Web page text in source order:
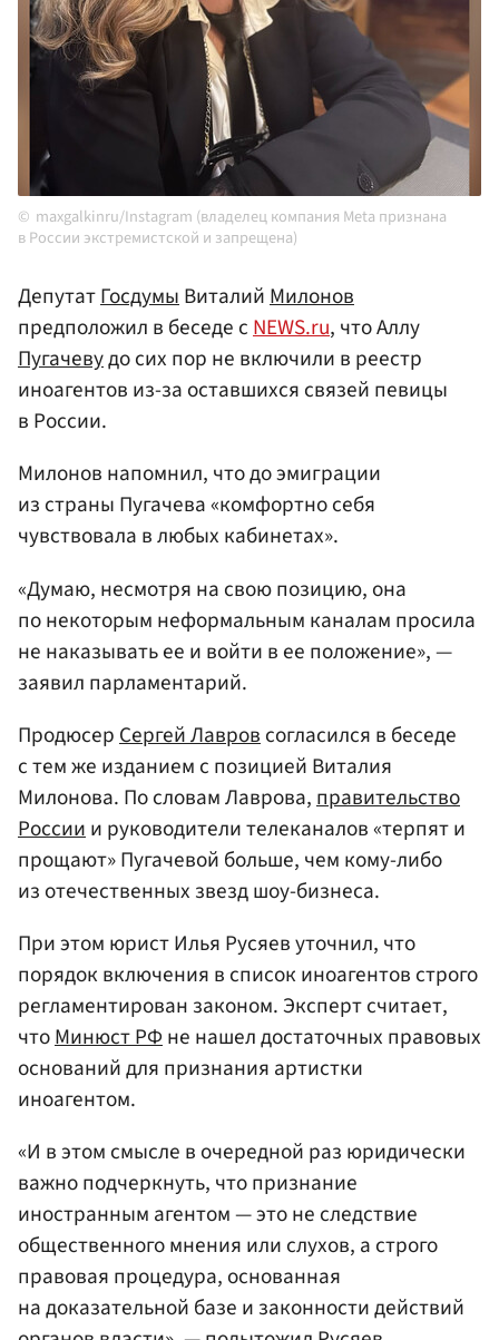
maxgalkinru/Instagram (владелец компания Meta признана
в России экстремистской и запрещена)
ДепутатГосдумыВиталийМилонов
предположил в беседе сNEWS.ru, что Аллу
Пугачевудо сих пор не включили в реестр
иноагентов из-за оставшихся связей певицы
в России.
Милонов напомнил, что до эмиграции
из страны Пугачева «комфортно себя
чувствовала в любых кабинетах».
«Думаю, несмотря на свою позицию, она
по некоторым неформальным каналам просила
не наказывать ее и войти в ее положение», —
заявил парламентарий.
ПродюсерСергей Лавровсогласился в беседе
с тем же изданием с позицией Виталия
Милонова. По словам Лаврова,правительство
Россиии руководители телеканалов «терпят и
прощают» Пугачевой больше, чем кому-либо
из отечественных звезд шоу-бизнеса.
При этом юрист Илья Русяев уточнил, что
порядок включения в список иноагентов строго
регламентирован законом. Эксперт считает,
чтоМинюст РФне нашел достаточных правовых
оснований для признания артистки
иноагентом.
«И в этом смысле в очередной раз юридически
важно подчеркнуть, что признание
иностранным агентом — это не следствие
общественного мнения или слухов, а строго
правовая процедура, основанная
на доказательной базе и законности действий